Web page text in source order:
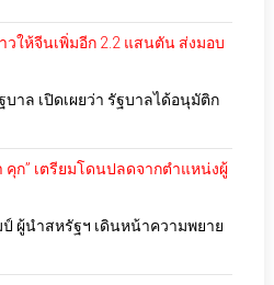
วให้จีนเพิ่มอีก 2.2 แสนตัน ส่งมอบ
าล เปิดเผยว่า รัฐบาลได้อนุมัติก
ก” เตรียมโดนปลดจากตำแหน่งผู้
ผู้นำสหรัฐฯ เดินหน้าความพยาย